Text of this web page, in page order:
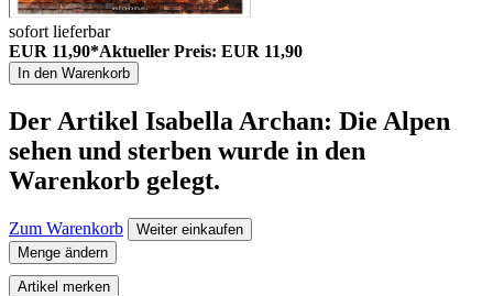
sofort lieferbar
EUR 11,90*Aktueller Preis: EUR 11,90
In den Warenkorb
Der Artikel Isabella Archan: Die Alpen
sehen und sterben wurde in den
Warenkorb gelegt.
Zum Warenkorb
Weiter einkaufen
Menge ändern
Artikel merken